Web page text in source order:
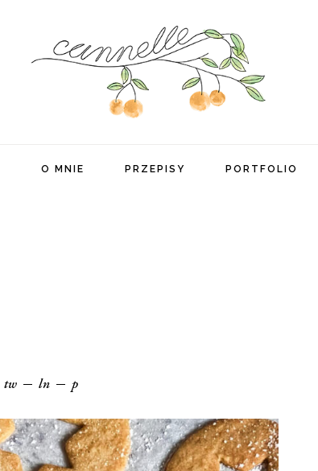
O MNIE PRZEPISY PORTFOLIO
tw ln p